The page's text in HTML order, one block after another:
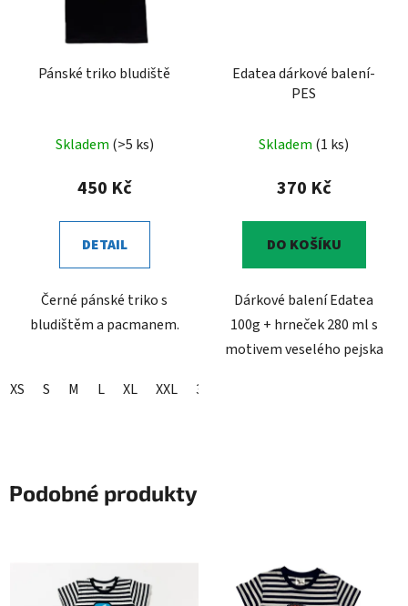
Pánské triko bludiště
Skladem (>5 ks)
450 Kč
DETAIL
Černé pánské triko s
bludištěm a pacmanem.
XS S M L XL XXL 3XL
Edatea dárkové balení-
PES
Skladem (1 ks)
370 Kč
DO KOŠÍKU
Dárkové balení Edatea
100g + hrneček 280 ml s
motivem veselého pejska
Podobné produkty